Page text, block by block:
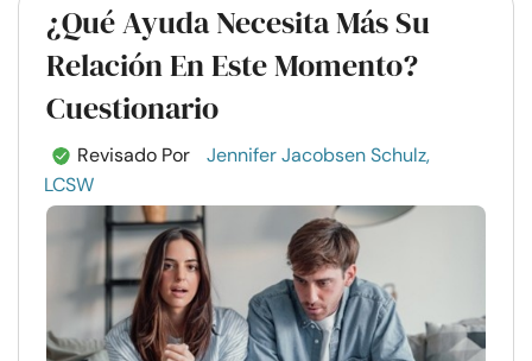
¿Qué Ayuda Necesita Más Su
Relación En Este Momento?
Cuestionario
Revisado Por
Jennifer Jacobsen Schulz,
LCSW